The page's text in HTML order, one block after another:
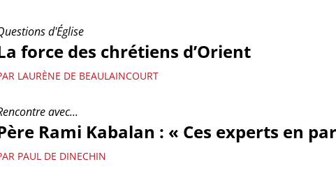
d'Église
force des chrétiens d’Orient
LAURÈNE DE BEAULAINCOURT
avec...
Rami Kabalan : « Ces experts en
PAUL DE DINECHIN